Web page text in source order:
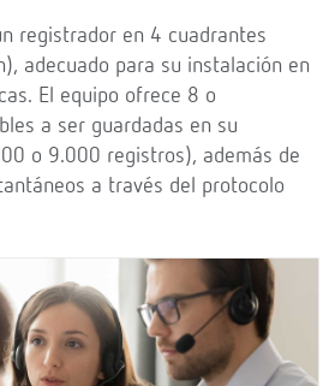
registrador en 4 cuadrantes
adecuado para su instalación en
El equipo ofrece 8 o
a ser guardadas en su
o 9.000 registros), además de
a través del protocolo